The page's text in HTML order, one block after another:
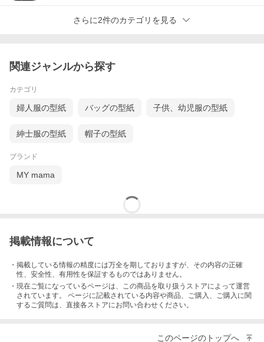
さらに2件のカテゴリを見る
関連ジャンルから探す
カテゴリ
婦人服の型紙 バッグの型紙 子供、幼児服の型紙
紳士服の型紙 帽子の型紙
ブランド
MY mama
掲載情報について
・掲載している情報の精度には万全を期しておりますが、その内容の正確
性、安全性、有用性を保証するものではありません。
・現在ご覧になっているページは、この商品を取り扱うストアによって運営
されています。 ページに記載されている内容や商品、ご購入 、ご購入に関
するご質問は、直接各ストアにお問い合わせください。
このページのトップへ